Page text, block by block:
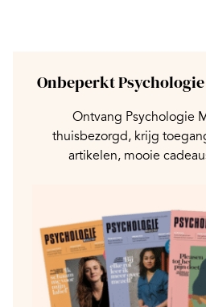
Onbeperkt
Ontvang Psychologie
thuisbezorgd, krijg
artikelen, mooie